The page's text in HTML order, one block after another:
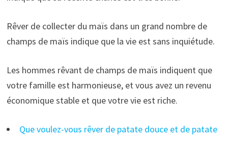
Rêver de collecter du maïs dans un grand nombre de
champs de maïs indique que la vie est sans inquiétude.
Les hommes rêvant de champs de maïs indiquent que
votre famille est harmonieuse, et vous avez un revenu
économique stable et que votre vie est riche.
Que voulez-vous rêver de patate douce et de patate